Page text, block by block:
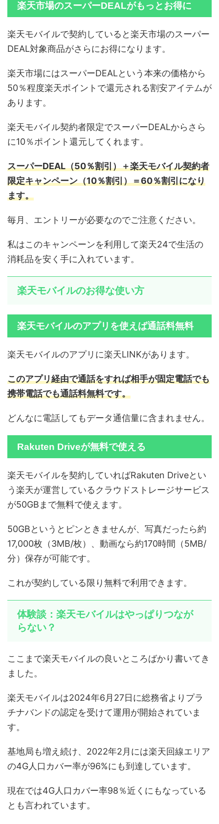
楽天市場のスーパーDEALがもっとお得に
楽天モバイルで契約していると楽天市場のスーパー
DEAL対象商品がさらにお得になります。
楽天市場にはスーパーDEALという本来の価格から
50％程度楽天ポイントで還元される割安アイテムが
あります。
楽天モバイル契約者限定でスーパーDEALからさら
に10％ポイント還元してくれます。
スーパーDEAL（50％割引）＋楽天モバイル契約者
限定キャンペーン（10％割引）＝60％割引になり
ます。
毎月、エントリーが必要なのでご注意ください。
私はこのキャンペーンを利用して楽天24で生活の
消耗品を安く手に入れています。
楽天モバイルのお得な使い方
楽天モバイルのアプリを使えば通話料無料
楽天モバイルのアプリに楽天LINKがあります。
このアプリ経由で通話をすれば相手が固定電話でも
携帯電話でも通話料無料です。
どんなに電話してもデータ通信量に含まれません。
Rakuten Driveが無料で使える
楽天モバイルを契約していればRakuten Driveとい
う楽天が運営しているクラウドストレージサービス
が50GBまで無料で使えます。
50GBというとピンときませんが、写真だったら約
17,000枚（3MB/枚）、動画なら約170時間（5MB/
分）保存が可能です。
これが契約している限り無料で利用できます。
体験談：楽天モバイルはやっぱりつなが
らない？
ここまで楽天モバイルの良いところばかり書いてき
ました。
楽天モバイルは2024年6月27日に総務省よりプラ
チナバンドの認定を受けて運用が開始されていま
す。
基地局も増え続け、2022年2月には楽天回線エリア
の4G人口カバー率が96%にも到達しています。
現在では4G人口カバー率98％近くにもなっている
とも言われています。